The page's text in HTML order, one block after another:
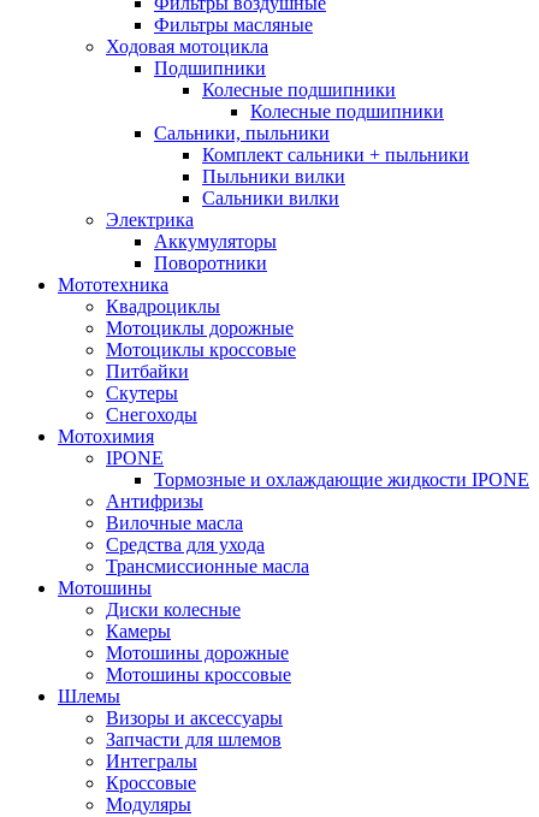
Фильтры масляные
Ходовая мотоцикла
Подшипники
Колесные подшипники
Колесные подшипники
Сальники, пыльники
Комплект сальники + пыльники
Пыльники вилки
Сальники вилки
Электрика
Аккумуляторы
Поворотники
Мототехника
Квадроциклы
Мотоциклы дорожные
Мотоциклы кроссовые
Питбайки
Скутеры
Снегоходы
Мотохимия
IPONE
Тормозные и охлаждающие жидкости IPONE
Антифризы
Вилочные масла
Средства для ухода
Трансмиссионные масла
Мотошины
Диски колесные
Камеры
Мотошины дорожные
Мотошины кроссовые
Шлемы
Визоры и аксессуары
Запчасти для шлемов
Интегралы
Кроссовые
Модуляры